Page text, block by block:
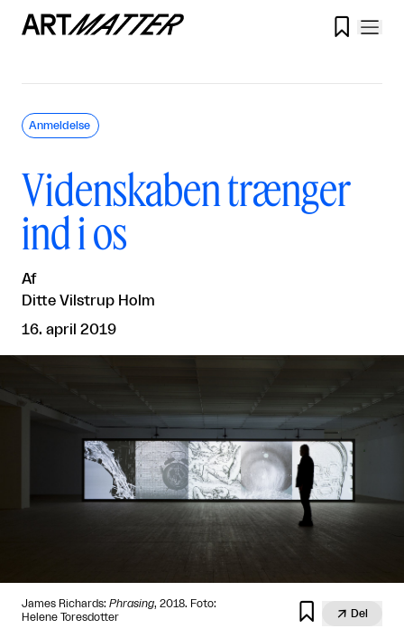

Videnskaben trænger
ind i os
Af
Ditte Vilstrup Holm
16. april 2019
Anmeldelse
James Richards: Phrasing, 2018. Foto:
Helene Toresdotter
  Del